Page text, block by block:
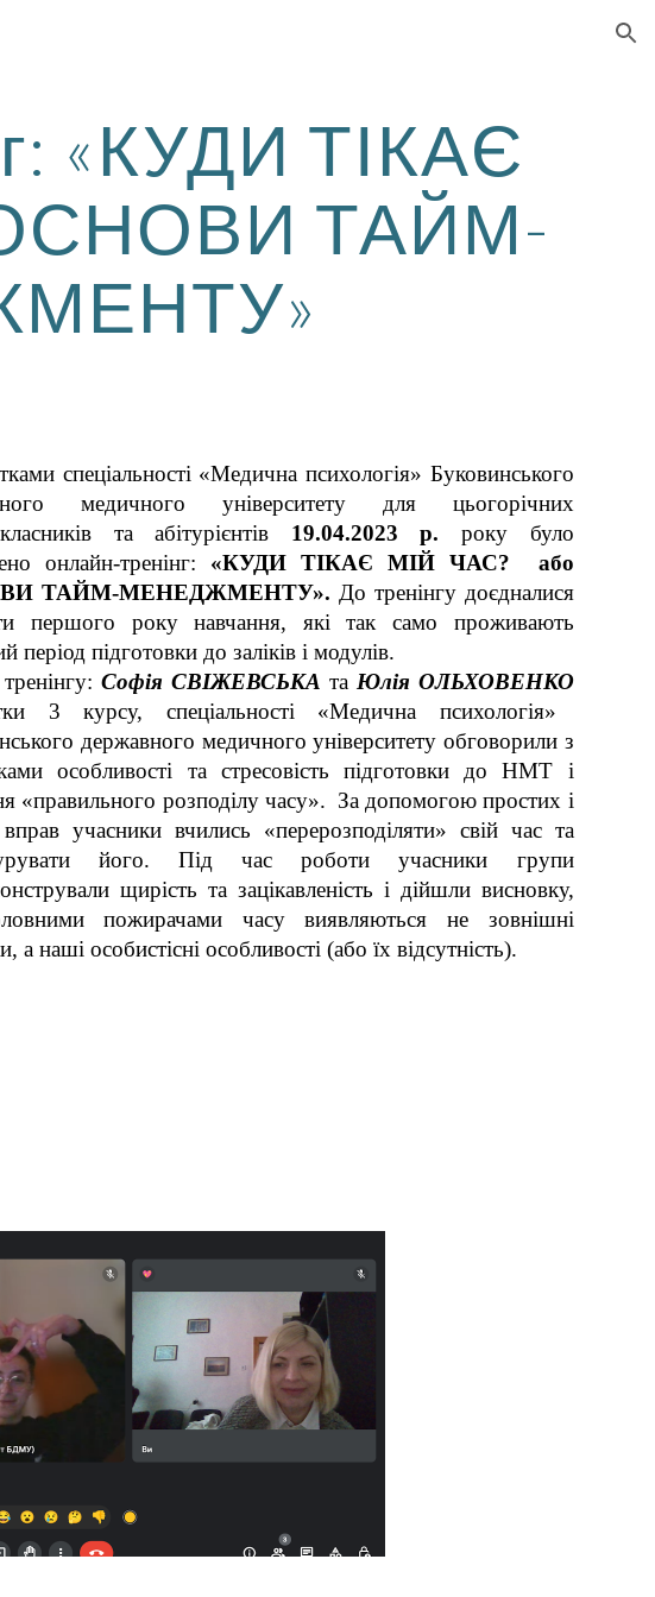
«КУДИ ТІКАЄ
ТАЙМ-
спеціальності «Медична психологія» Буковинського
медичного університету для цьогорічних
та абітурієнтів 19.04.2023 р. року було
онлайн-тренінг: «КУДИ ТІКАЄ МІЙ ЧАС? або
ТАЙМ-МЕНЕДЖМЕНТУ». До тренінгу доєдналися
першого року навчання, які так само проживають
період підготовки до заліків і модулів.
Софія СВІЖЕВСЬКА та Юлія ОЛЬХОВЕНКО
3 курсу, спеціальності «Медична психологія»
державного медичного університету обговорили з
особливості та стресовість підготовки до НМТ і
«правильного розподілу часу». За допомогою простих і
вправ учасники вчились «перерозподіляти» свій час та
його. Під час роботи учасники групи
щирість та зацікавленість і дійшли висновку,
пожирачами часу виявляються не зовнішні
а наші особистісні особливості (або їх відсутність).